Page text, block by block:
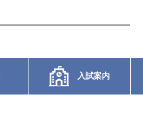
入試案内